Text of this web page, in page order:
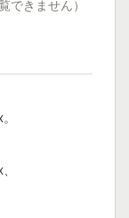
できません）